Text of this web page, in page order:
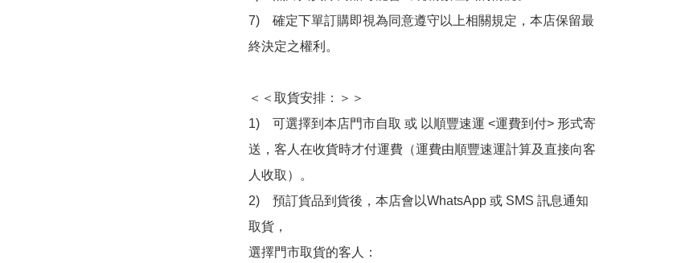
7)　確定下單訂購即視為同意遵守以上相關規定，本店保留最
終決定之權利。
＜＜取貨安排：＞＞
1)　可選擇到本店門市自取 或 以順豐速運 <運費到付> 形式寄
送，客人在收貨時才付運費（運費由順豐速運計算及直接向客
人收取）。
2)　預訂貨品到貨後，本店會以WhatsApp 或 SMS 訊息通知
取貨，
選擇門市取貨的客人：